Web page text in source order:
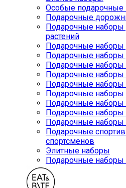
Особые подарочные
Подарочные
Подарочные
растений
Подарочные наборы
Подарочные наборы
Подарочные наборы
Подарочные наборы
Подарочные
Подарочные наборы
Подарочные наборы
Подарочные наборы
Подарочные
Подарочные
спортсменов
Элитные наборы
Подарочные